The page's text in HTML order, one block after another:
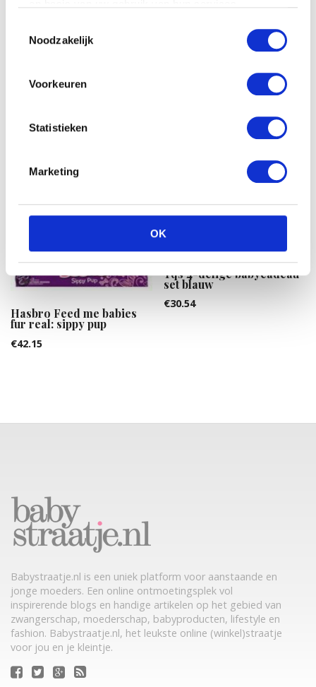
Noodzakelijk
Voorkeuren
Statistieken
Marketing
OK
25.99
Hasbro Feed me babies
fur real: burpsie bear
Hasbro Feed me babies
fur real: sippy pup
€42.15
Tqs 4-delige babycadeau
set blauw
€30.54
Babystraatje.nl is een uniek platform voor aanstaande en
jonge moeders. Een online ontmoetingsplek vol
inspirerende blogs en handige artikelen op het gebied van
zwangerschap, moederschap, babyproducten, lifestyle en
fashion. Babystraatje.nl, het leukste online (winkel)straatje
voor jou en je kleintje.